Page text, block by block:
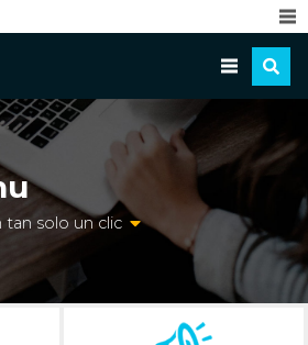
solo un clic